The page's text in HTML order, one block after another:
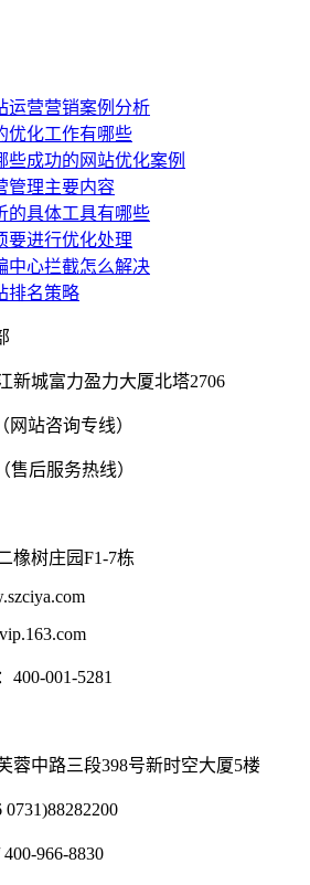
运营营销案例分析
优化工作有哪些
些成功的网站优化案例
管理主要内容
的具体工具有哪些
要进行优化处理
中心拦截怎么解决
排名策略
新城富力盈力大厦北塔2706
网站咨询专线）
售后服务热线）
橡树庄园F1-7栋
400-001-5281
蓉中路三段398号新时空大厦5楼
966-8830